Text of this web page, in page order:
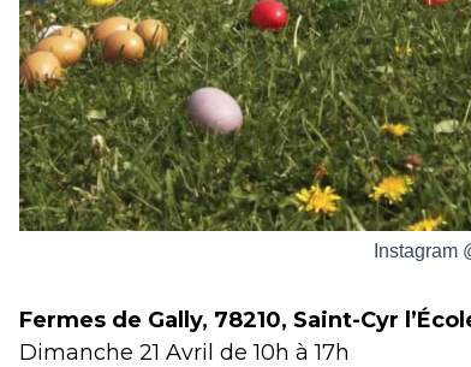
Instagram
Fermes de Gally, 78210, Saint-Cyr
Dimanche 21 Avril de 10h à 17h